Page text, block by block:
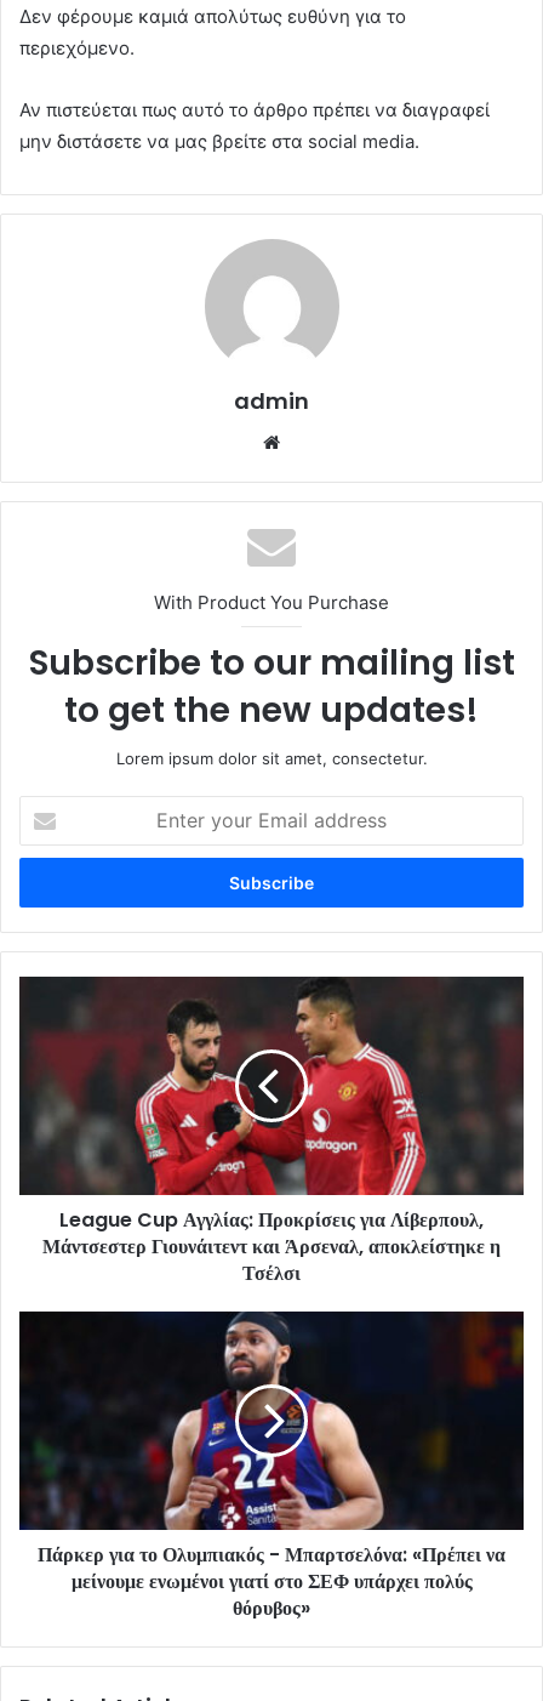
Δεν φέρουμε καμιά απολύτως ευθύνη για το
περιεχόμενο.
Αν πιστεύεται πως αυτό το άρθρο πρέπει να διαγραφεί
μην διστάσετε να μας βρείτε στα social media.
admin
With Product You Purchase
Subscribe to our mailing list
to get the new updates!
Lorem ipsum dolor sit amet, consectetur.
your
Email
League Cup Αγγλίας: Προκρίσεις για Λίβερπουλ,
Μάντσεστερ Γιουνάιτεντ και Άρσεναλ, αποκλείστηκε η
Τσέλσι
Πάρκερ για το Ολυμπιακός - Μπαρτσελόνα: «Πρέπει να
μείνουμε ενωμένοι γιατί στο ΣΕΦ υπάρχει πολύς
θόρυβος»